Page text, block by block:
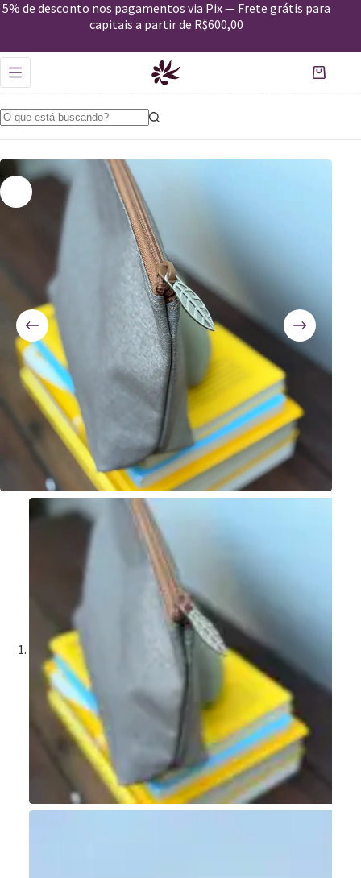
R$69,00
Em estoque
Comprar
5% de desconto nos pagamentos via Pix — Frete grátis para
capitais a partir de R$600,00